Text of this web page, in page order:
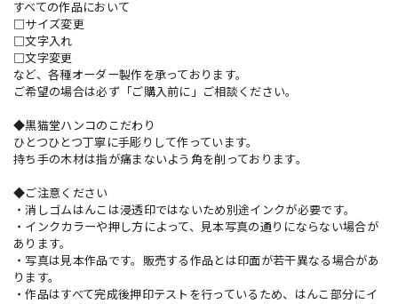
すべての作品において
□サイズ変更
□文字入れ
□文字変更
など、各種オーダー製作を承っております。
ご希望の場合は必ず「ご購入前に」ご相談ください。
◆黒猫堂ハンコのこだわり
ひとつひとつ丁寧に手彫りして作っています。
持ち手の木材は指が痛まないよう角を削っております。
◆ご注意ください
・消しゴムはんこは浸透印ではないため別途インクが必要です。
・インクカラーや押し方によって、見本写真の通りにならない場合が
あります。
・写真は見本作品です。販売する作品とは印面が若干異なる場合があ
ります。
・作品はすべて完成後押印テストを行っているため、はんこ部分にイ